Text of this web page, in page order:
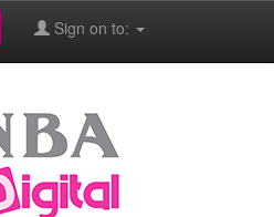
Sign on to: